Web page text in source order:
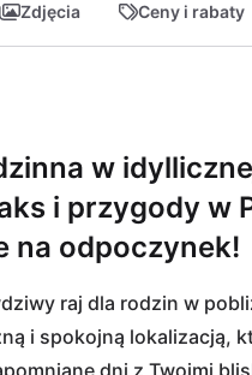
Zdjęcia Ceny i rabaty
w
i przygody w
na odpoczynek!
raj dla rodzin w
i spokojną lokalizacją,
dni z Twoimi